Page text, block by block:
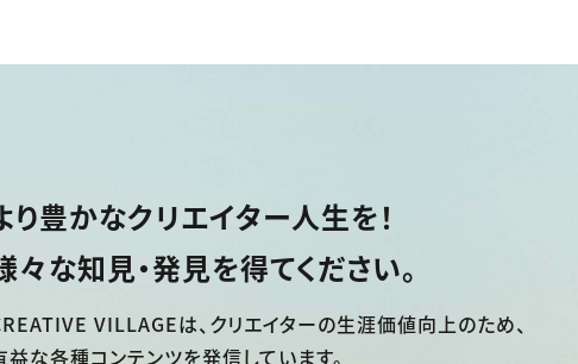
り豊かなクリエイター人生を！
々な知見・発見を得てください。
VILLAGEは、 クリエイターの生涯価値向上のため、
益な各種コンテンツを発信しています。